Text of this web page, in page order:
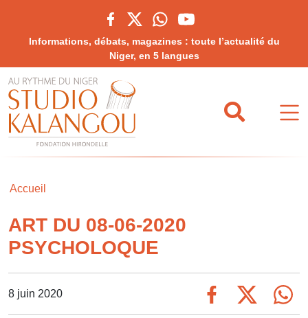
Informations, débats, magazines : toute l’actualité du
Niger, en 5 langues
Accueil
ART DU 08-06-2020
PSYCHOLOQUE
8 juin 2020